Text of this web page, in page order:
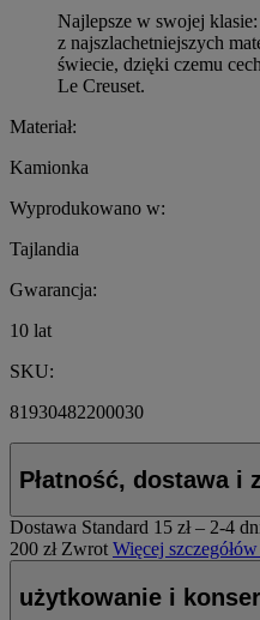
Najlepsze w swojej
z najszlachetniejszych
świecie, dzięki czemu
Le Creuset.
Materiał:
Kamionka
Wyprodukowano w:
Tajlandia
Gwarancja:
10 lat
SKU:
81930482200030
Płatność, dostawa i
Dostawa Standard 15 zł – 2-4
200 zł Zwrot Więcej
użytkowanie i